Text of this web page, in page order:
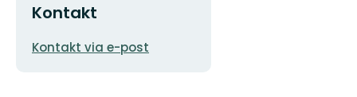
Kontakt
E-
Kontakt via e-post